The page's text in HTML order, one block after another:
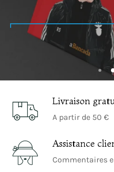
Achetez-Le Maintenant
Achetez-Le
Maintenant
Compre Já
Todos
Livraison
A partir de 50 €
Assistance
Commentaires